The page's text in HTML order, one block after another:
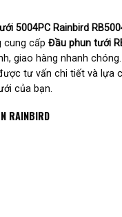
5004PC Rainbird
cung cấp Đầu phun tưới
giao hàng nhanh chóng.
tư vấn chi tiết và lựa
của bạn.
RAINBIRD